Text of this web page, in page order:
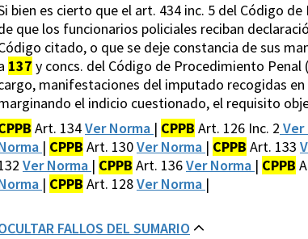
bien es cierto que el art. 434 inc. 5 del Código
que los funcionarios policiales reciban
citado, o que se deje constancia de sus
137 y concs. del Código de Procedimiento
manifestaciones del imputado recogidas
el indicio cuestionado, el requisito
Art. 134Ver Norma | CPPB Art. 126 Inc. 2 Ver
| CPPB Art. 130Ver Norma | CPPB Art. 133
Ver Norma | CPPB Art. 136Ver Norma | CPPB
| CPPB Art. 128Ver Norma |
FALLOS DEL SUMARIO